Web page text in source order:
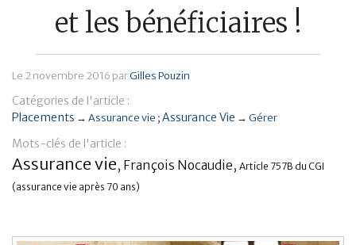
Immobilier
Banque
et les bénéficiaires !
Le 2 novembre 2016 parGilles Pouzin
Catégories de l'article :
Placements → Assurance vie Assurance Vie → Gérer
Mots-clés de l'article :
Assurance vie, François Nocaudie, Article 757B du CGI
(assurance vie après 70 ans)